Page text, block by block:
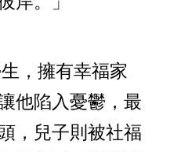
，擁有幸福家
他陷入憂鬱，最
，兒子則被社福